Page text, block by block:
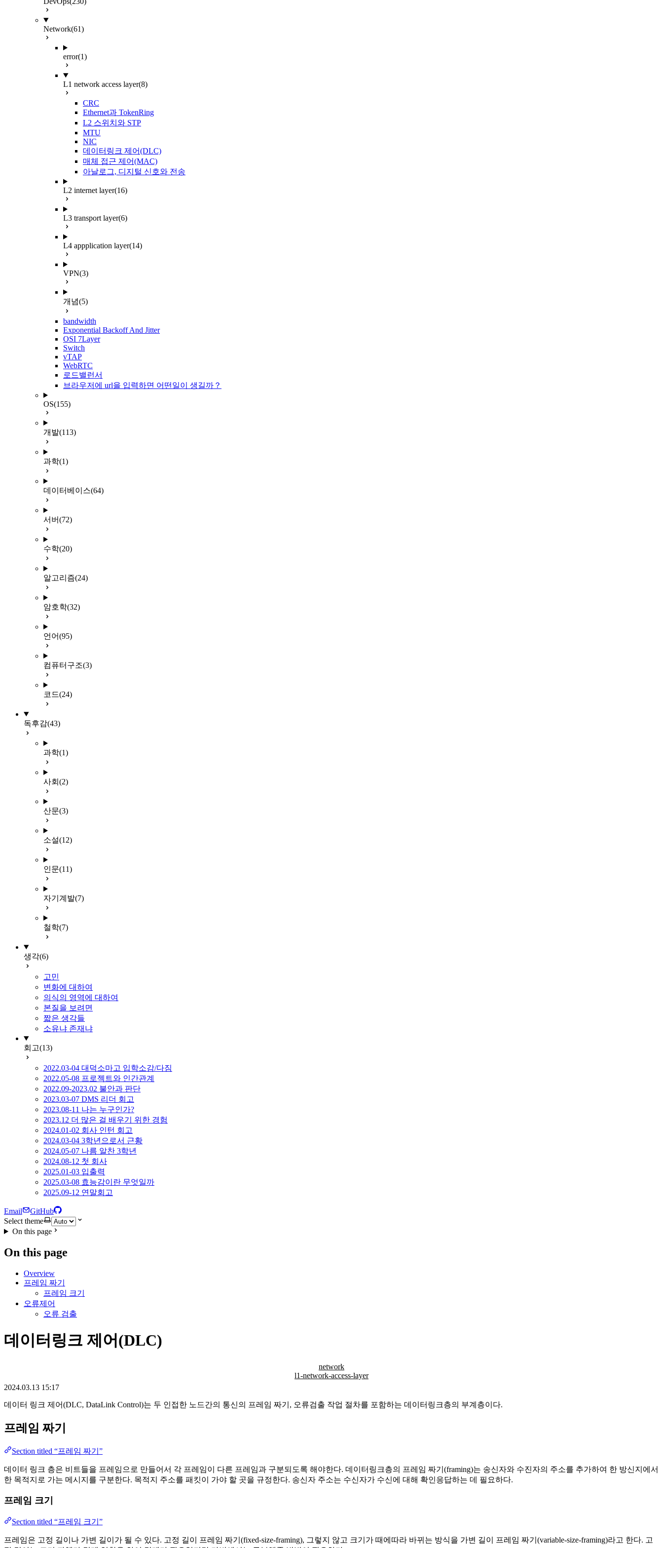
Network(61)
error(1)
L1 network access layer(8)
CRC
Ethernet과 TokenRing
L2 스위치와 STP
MTU
NIC
데이터링크 제어(DLC)
매체 접근 제어(MAC)
아날로그, 디지털 신호와 전송
L2 internet layer(16)
L3 transport layer(6)
L4 appplication layer(14)
VPN(3)
개념(5)
bandwidth
Exponential Backoff And Jitter
OSI 7Layer
Switch
vTAP
WebRTC
로드밸런서
브라우저에 url을 입력하면 어떤일이 생길까？
OS(155)
개발(113)
과학(1)
데이터베이스(64)
서버(72)
수학(20)
알고리즘(24)
암호학(32)
언어(95)
컴퓨터구조(3)
코드(24)
독후감(43)
과학(1)
사회 (2)
산문(3)
소설(12)
인문(11)
자기계발(7)
철학(7)
생각(6)
고민
변화에 대하여
의식의 영역에 대하여
본질을 보려면
짧은 생각들
소유냐 존재냐
회고(13)
2022.03-04 대덕소마고 입학소감/다짐
2022.05-08 프로젝트와 인간관계
2022.09-2023.02 불안과 판단
2023.03-07 DMS 리더 회고
2023.08-11 나는 누구인가?
2023.12 더 많은 걸 배우기 위한 경험
2024.01-02 회사 인턴 회고
2024.03-04 3학년으로서 근황
2024.05-07 나름 알찬 3학년
2024.08-12 첫 회사
2025.01-03 입출력
2025.03-08 효능감이란 무엇일까
2025.09-12 연말회고
Email
GitHub
Select theme
On this page
On this page
Overview
프레임 짜기
프레임 크기
오류제어
오류 검출
데이터링크 제어(DLC)
network
l1-network-access-layer
2024.03.13 15:17
데이터 링크 제어(DLC, DataLink Control)는 두 인접한 노드간의 통신의 프레임 짜기, 오류검출 작업 절차를 포함하는 데이터링크층의 부계층이다.
프레임 짜기
Section titled “프레임 짜기”
데이터 링크 층은 비트들을 프레임으로 만들어서 각 프레임이 다른 프레임과 구분되도록 해야한다. 데이터링크층의 프레임 짜기(framing)는 송신자와 수진자의 주소를 추가하여 한 방신지에서
한 목적지로 가는 메시지를 구분한다. 목적지 주소를 패킷이 가야 할 곳을 규정한다. 송신자 주소는 수신자가 수신에 대해 확인응답하는 데 필요하다.
프레임 크기
Section titled “프레임 크기”
프레임은 고정 길이나 가변 길이가 될 수 있다. 고정 길이 프레임 짜기(fixed-size-framing), 그렇지 않고 크기가 때에따라 바뀌는 방식을 가변 길이 프레임 짜기(variable-size-framing)라고 한다. 고